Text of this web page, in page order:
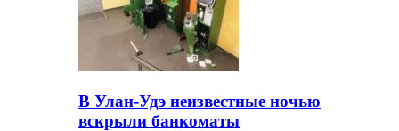
В Улан-Удэ неизвестные ночью
вскрыли банкоматы